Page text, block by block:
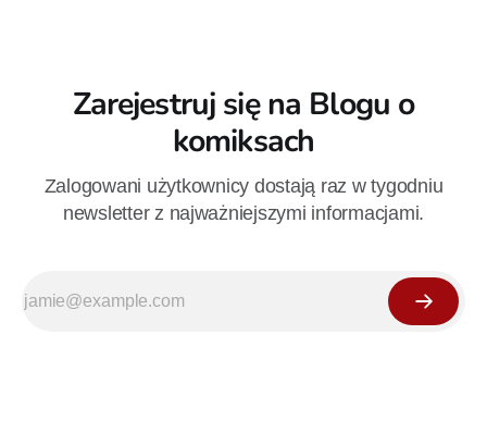
Zarejestruj się na Blogu o
komiksach
Zalogowani użytkownicy dostają raz w tygodniu
newsletter z najważniejszymi informacjami.